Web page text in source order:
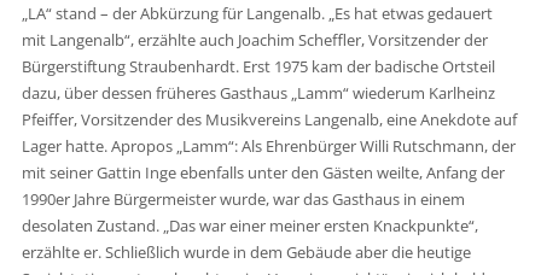
„LA“ stand – der Abkürzung für Langenalb. „Es hat etwas gedauert
mit Langenalb“, erzählte auch Joachim Scheffler, Vorsitzender der
Bürgerstiftung Straubenhardt. Erst 1975 kam der badische Ortsteil
dazu, über dessen früheres Gasthaus „Lamm“ wiederum Karlheinz
Pfeiffer, Vorsitzender des Musikvereins Langenalb, eine Anekdote auf
Lager hatte. Apropos „Lamm“: Als Ehrenbürger Willi Rutschmann, der
mit seiner Gattin Inge ebenfalls unter den Gästen weilte, Anfang der
1990er Jahre Bürgermeister wurde, war das Gasthaus in einem
desolaten Zustand. „Das war einer meiner ersten Knackpunkte“,
erzählte er. Schließlich wurde in dem Gebäude aber die heutige